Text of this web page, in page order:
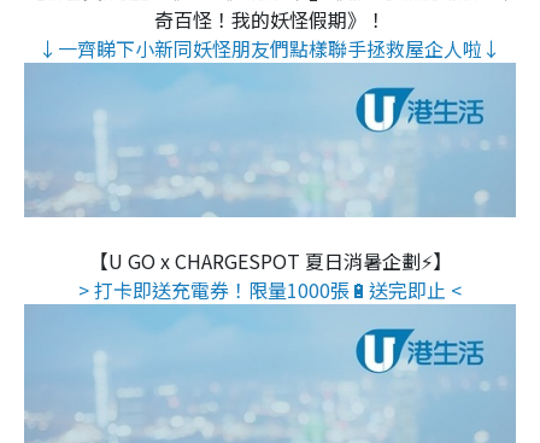
奇百怪！我的妖怪假期》！
↓一齊睇下小新同妖怪朋友們點樣聯手拯救屋企人啦↓
【U GO x CHARGESPOT 夏日消暑企劃⚡】
> 打卡即送充電券！限量1000張🔋送完即止 <